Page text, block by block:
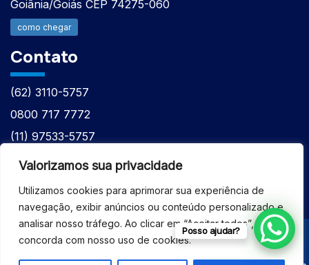
Valorizamos sua privacidade
Utilizamos cookies para aprimorar sua experiência de
navegação, exibir anúncios ou conteúdo personalizado e
analisar nosso tráfego. Ao clicar em “Aceitar todos”, você
concorda com nosso uso de cookies.
Goiânia/Goiás CEP 74275-060
como chegar
Contato
(62) 3110-5757
0800 717 7772
(11) 97533-5757
(62) 98610-7777
© 2026 - ASSISTÊNCIA TÉCNICA ESPECIALIZADA
Posso ajudar?